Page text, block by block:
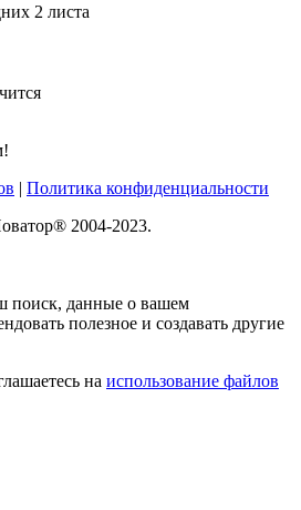
2 листа
| Политика конфиденциальности
2004-2023.
поиск, данные о вашем
полезное и создавать другие
на использование файлов